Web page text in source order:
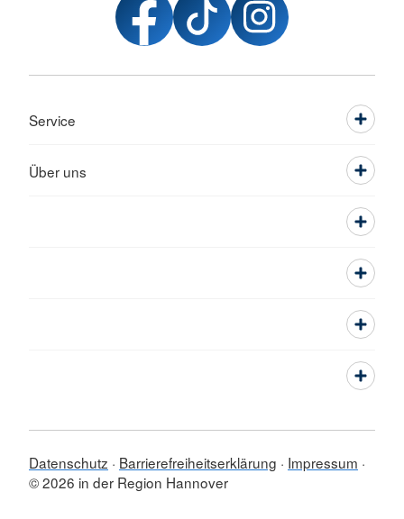
Service
Über uns
Datenschutz Barrierefreiheitserklärung
Impressum
© 2026 in der Region Hannover